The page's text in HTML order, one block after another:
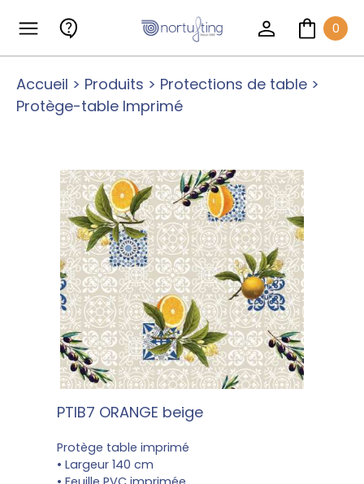
0
Accueil > Produits > Protections de table >
Protège-table Imprimé
PTIB7 ORANGE beige
Protège table imprimé
• Largeur 140 cm